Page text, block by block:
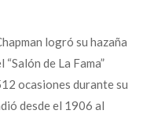
logró su hazaña
de La Fama”
ocasiones durante su
desde el 1906 al